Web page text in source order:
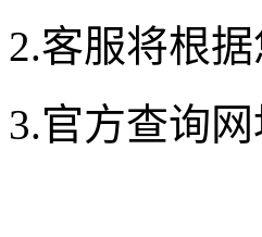
2.客服将根
3.官方查询